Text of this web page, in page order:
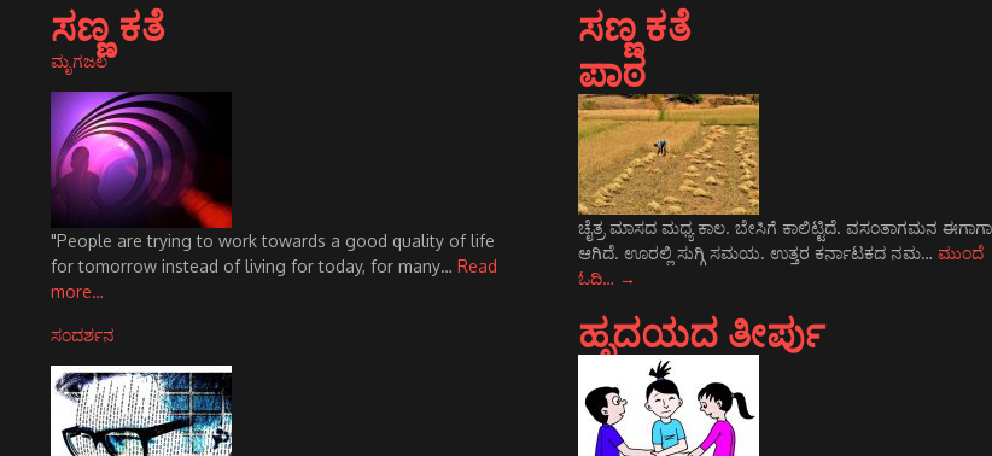
ಸಣ್ಣ ಕತೆ
ಮೃಗಜಲ
"People are trying to work towards a good quality of life
for tomorrow instead of living for today, for many… Read
more…
ಸಂದರ್ಶನ
ಸಣ್ಣ ಕತೆ
ಪಾಠ
ಚೈತ್ರ ಮಾಸದ ಮಧ್ಯ ಕಾಲ. ಬೇಸಿಗೆ ಕಾಲಿಟ್ಟಿದೆ. ವಸಂತಾಗಮನ
ಆಗಿದೆ. ಊರಲ್ಲಿ ಸುಗ್ಗಿ ಸಮಯ. ಉತ್ತರ ಕರ್ನಾಟಕದ ನಮ… ಮುಂದೆ
ಓದಿ… →
ಹೃದಯದ ತೀರ್ಪು